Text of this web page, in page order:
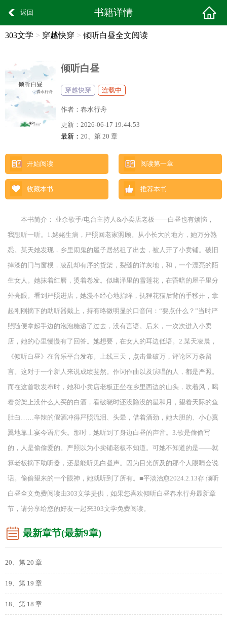
返回 书籍详情
303文学 > 穿越快穿 > 倾听白昼全文阅读
倾听白昼
穿越快穿 连载中
作者： 春水行舟
更新： 2026-06-17 19:44:53
最新： 20、第 20 章
开始阅读 阅读第一章
收藏本书 推荐本书
本书简介： 业余歌手/电台主持人&小卖店老板——白昼也有烦恼，
我想听一听。1.姥姥生病，严照回老家照顾。从小长大的地方，她万分熟
悉。某天她发现，乡里闹鬼的屋子居然租了出去，被人开了小卖铺。破旧
掉漆的门与窗棂，凌乱却有序的货架，裂缝的洋灰地，和，一个漂亮的陌
生女人。她抹着红唇，烫着卷发。似幽泽里的雪莲花，在昏暗的屋子里分
外亮眼。看到严照进店，她漫不经心地抬眸，抚狸花猫后背的手移开，拿
起刚刚摘下的助听器戴上，持有略微明显的口音问：“要点什么？”当时严
照随便拿起手边的泡泡糖递了过去，没有言语。后来，一次次进入小卖
店，她的心里慢慢有了回答。她想要，在女人的耳边低语。2.某天凌晨，
《倾听白昼》在音乐平台发布。上线三天，点击量破万，评论区万条留
言。这对于一个新人来说成绩斐然。作词作曲以及演唱的人，都是严照。
而在这首歌发布时，她和小卖店老板正坐在乡里西边的山头，吹着风，喝
着货架上没什么人买的白酒，看破晓时还没隐没的星和月，望着天际的鱼
肚白……辛辣的假酒冲得严照流泪、头晕，借着酒劲，她大胆的、小心翼
翼地靠上宴今语肩头。那时，她听到了身边白昼的声音。3.歌是偷偷写
的，人是偷偷爱的。严照以为小卖铺老板不知道。可她不知道的是——就
算老板摘下助听器，还是能听见白昼声。因为目光所及的那个人眼睛会说
话。偷偷望来的一个眼神，她就听到了所有。■平淡治愈2024.2.13存 倾听
白昼全文免费阅读由303文学提供，如果您喜欢倾听白昼春水行舟最新章
节，请分享给您的好友一起来303文学免费阅读。
最新章节(最新9章)
20、第 20 章
19、第 19 章
18、第 18 章